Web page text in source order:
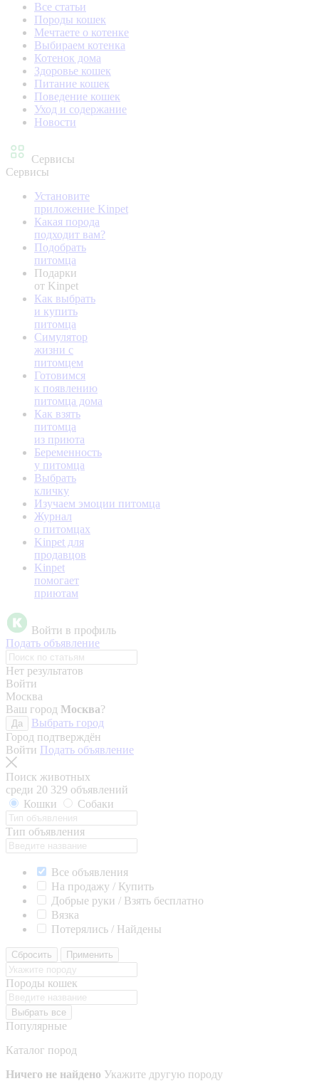
Все статьи
Породы кошек
Мечтаете о котенке
Выбираем котенка
Котенок дома
Здоровье кошек
Питание кошек
Поведение кошек
Уход и содержание
Новости
Сервисы
Сервисы
Установите
приложение Kinpet
Какая порода
подходит вам?
Подобрать
питомца
Подарки
от Kinpet
Как выбрать
и купить
питомца
Симулятор
жизни с
питомцем
Готовимся
к появлению
питомца дома
Как взять
питомца
из приюта
Беременность
у питомца
Выбрать
кличку
Изучаем эмоции питомца
Журнал
о питомцах
Kinpet для
продавцов
Kinpet
помогает
приютам
Войти в профиль
Подать объявление
Нет результатов
Войти
Москва
Ваш город Москва?
Да
Выбрать город
Город подтверждён
Войти Подать объявление
Поиск животных
среди 20 329 объявлений
Кошки
Собаки
Тип объявления
Все объявления
На продажу / Купить
Добрые руки / Взять бесплатно
Вязка
Потерялись / Найдены
Сбросить Применить
Породы кошек
Выбрать все
Популярные
Каталог пород
Ничего не найдено Укажите другую породу